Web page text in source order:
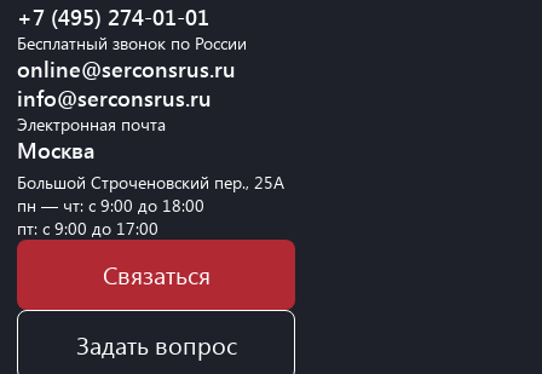
+7 (495) 274-01-01
Бесплатный звонок по России
online@serconsrus.ru
info@serconsrus.ru
Электронная почта
Москва
Большой Строченовский пер., 25А
пн — чт: с 9:00 до 18:00
пт: с 9:00 до 17:00
Связаться
Задать вопрос